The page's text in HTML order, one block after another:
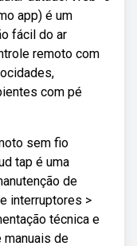
app) é um
fácil do ar
remoto com
com pé
sem fio
tap é uma
de
interruptores >
técnica e
manuais de